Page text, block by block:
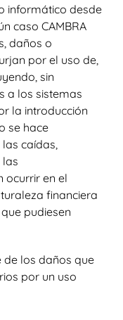
informático desde
caso CAMBRA
daños o
por el uso de,
sin
a los sistemas
la introducción
se hace
caídas,
las
ocurrir en el
financiera
pudiesen
de los daños que
por un uso